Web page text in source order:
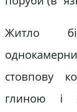
Житло
стовпову
глиною і